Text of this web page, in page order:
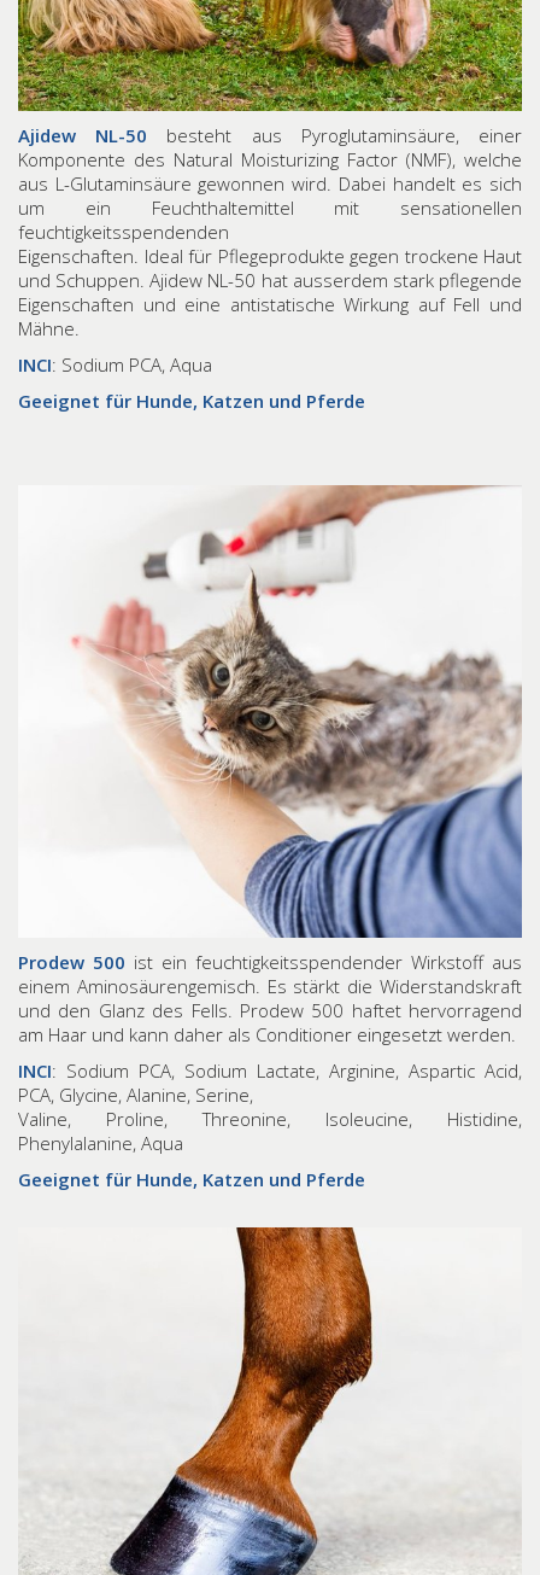
Ajidew NL-50 besteht aus Pyroglutaminsäure, einer
Komponente des Natural Moisturizing Factor (NMF), welche
aus L-Glutaminsäure gewonnen wird. Dabei handelt es sich
um ein Feuchthaltemittel mit sensationellen
feuchtigkeitsspendenden
Eigenschaften. Ideal für Pflegeprodukte gegen trockene Haut
und Schuppen. Ajidew NL-50 hat ausserdem stark pflegende
Eigenschaften und eine antistatische Wirkung auf Fell und
Mähne.
INCI: Sodium PCA, Aqua
Geeignet für Hunde, Katzen und Pferde
Prodew 500 ist ein feuchtigkeitsspendender Wirkstoff aus
einem Aminosäurengemisch. Es stärkt die Widerstandskraft
und den Glanz des Fells. Prodew 500 haftet hervorragend
am Haar und kann daher als Conditioner eingesetzt werden.
INCI: Sodium PCA, Sodium Lactate, Arginine, Aspartic Acid,
PCA, Glycine, Alanine, Serine,
Valine, Proline, Threonine, Isoleucine, Histidine,
Phenylalanine, Aqua
Geeignet für Hunde, Katzen und Pferde